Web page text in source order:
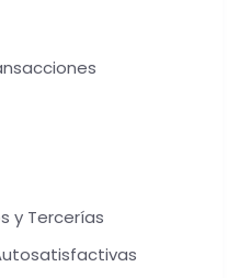
y Tercerías